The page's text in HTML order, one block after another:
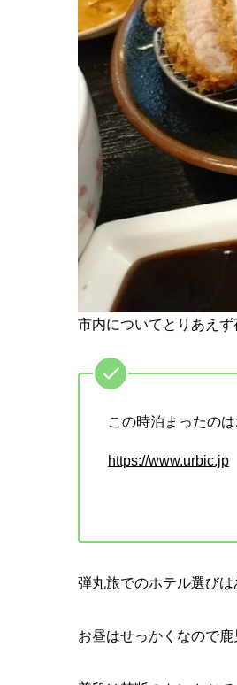
市内についてとりあえ
この時泊まったの
https://www.urbic.jp
弾丸旅でのホテル選び
お昼はせっかくなので